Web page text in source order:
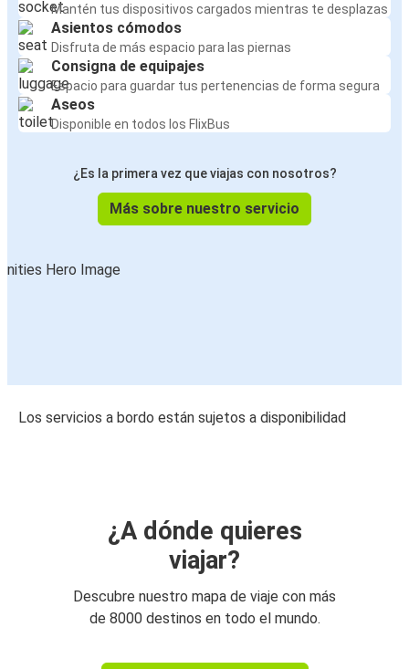
Mantén tus dispositivos cargados mientras te desplazas
Asientos cómodos
Disfruta de más espacio para las piernas
Consigna de equipajes
Espacio para guardar tus pertenencias de forma segura
Aseos
Disponible en todos los FlixBus
¿Es la primera vez que viajas con nosotros?
Más sobre nuestro servicio
Los servicios a bordo están sujetos a disponibilidad
¿A dónde quieres
viajar?
Descubre nuestro mapa de viaje con más
de 8000 destinos en todo el mundo.